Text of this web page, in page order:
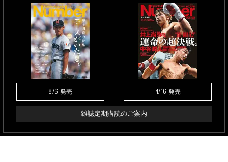
8/6 発売 4/16 発売
雑誌定期購読のご案内